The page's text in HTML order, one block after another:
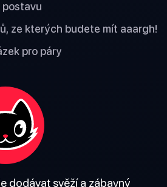
ze kterých budete mít aaargh!
pro páry
dodávat svěží a zábavný